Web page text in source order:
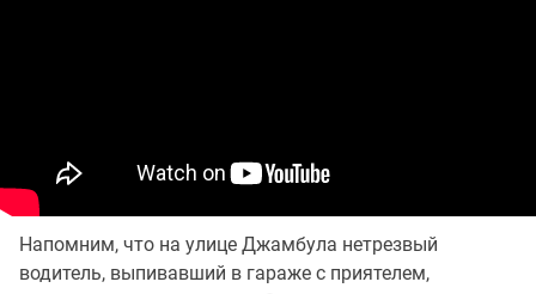
Напомним, что на улице Джамбула нетрезвый
водитель, выпивавший в гараже с приятелем,